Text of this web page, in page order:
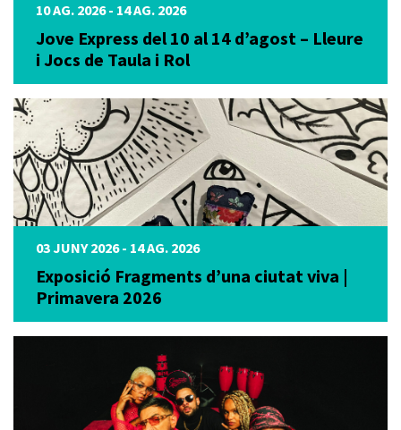
10 AG. 2026 - 14 AG. 2026
Jove Express del 10 al 14 d’agost – Lleure
i Jocs de Taula i Rol
03 JUNY 2026 - 14 AG. 2026
Exposició Fragments d’una ciutat viva |
Primavera 2026